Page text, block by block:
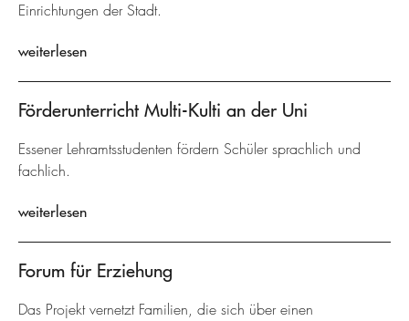
Einrichtungen der Stadt.
weiterlesen
Förderunterricht Multi-Kulti an der Uni
Essener Lehramtsstudenten fördern Schüler sprachlich und
fachlich.
weiterlesen
Forum für Erziehung
Das Projekt vernetzt Familien, die sich über einen